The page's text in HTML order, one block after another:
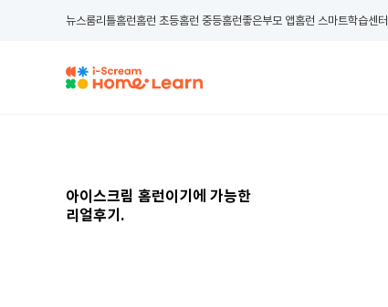
뉴스룸리틀홈런홈런 초등홈런 중등홈런좋은부모 앱홈런 스마트학습센터
아이스크림 홈런이기에 가능한
리얼후기 .